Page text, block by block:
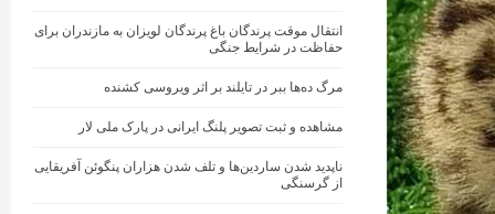
انتقال موقت پرندگان باغ پرندگان لویزان به مازندران برای
حفاظت در شرایط جنگی
مرگ ده‌ها ببر در تایلند بر اثر ویروسی کشنده
مشاهده و ثبت تصویر پلنگ ایرانی در پارک ملی لار
ناپدید شدن ساردین‌ها و تلف شدن هزاران پنگوئن آفریقایی
از گرسنگی